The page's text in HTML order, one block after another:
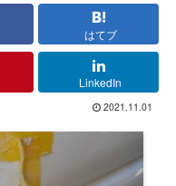
はてブ
LinkedIn
2021.11.01